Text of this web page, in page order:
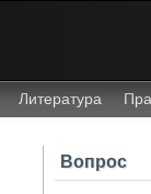
Литература
Вопрос